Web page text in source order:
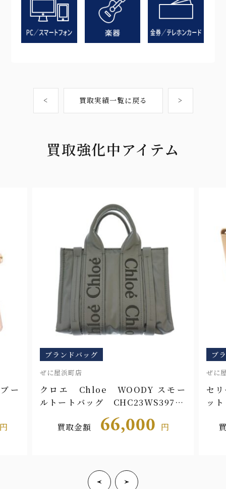
< 買取実績一覧に戻る >
買取強化中アイテム
ー
ブランドバッグ
ぜに屋浜町店
クロエ Chloe WOODY スモー
ルトートバッグ CHC23WS397L4
買取金額
66,000 円
ブ
ぜに
セ
ッ